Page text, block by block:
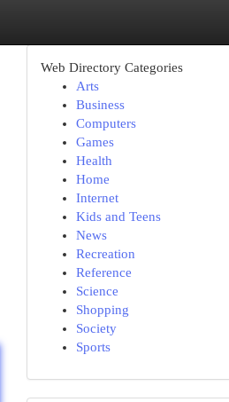
Web Directory Categories
Arts
Business
Computers
Games
Health
Home
Internet
Kids and Teens
News
Recreation
Reference
Science
Shopping
Society
Sports